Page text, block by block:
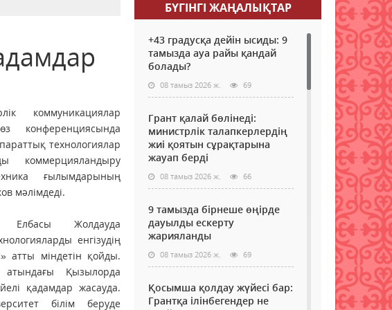
коммуникациялар
конференциясында
технологиялар
коммерцияландыру
ғылымдарының
мәлімдеді.
Жолдауда
енгізудің
атты міндетін қойды.
Қызылорда
қадамдар жасауда.
білім беруде
БҮГІНГI ЖАҢАЛЫҚТАР
+43 градусқа дейін ысиды: 9
тамызда ауа райы қандай
болады?
08 тамыз 2026 ж. 69
Грант қалай бөлінеді:
министрлік талапкерлердің
жиі қоятын сұрақтарына
жауап берді
08 тамыз 2026 ж. 66
9 тамызда бірнеше өңірде
дауылды ескерту
жарияланды
08 тамыз 2026 ж. 69
Қосымша қолдау жүйесі бар:
Грантқа ілінбегендер не